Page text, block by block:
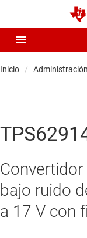
Inicio
bajo ruido
a 17 V con